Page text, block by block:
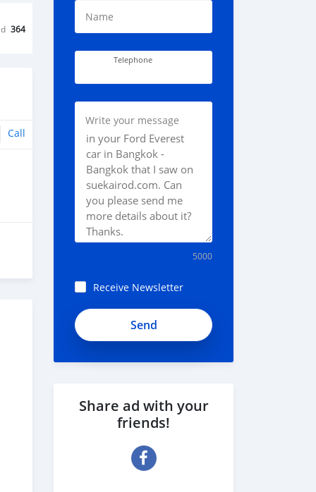
364
Call
Name
Telephone
Write your message
5000
Receive Newsletter
Share ad with your
friends!